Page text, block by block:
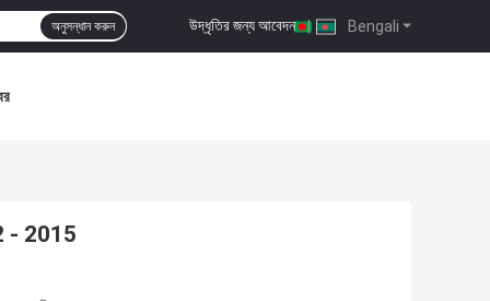
Bengali
উদ্ধৃতির জন্য আবেদন |
অনুসন্ধান করুন
- 2015